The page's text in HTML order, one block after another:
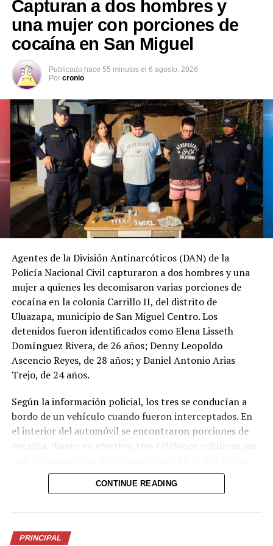
Comparte esto:
Facebook
Me gusta esto:
Relacionado
DoctorSV alcanza 1.5
millones de usuarios
1 junio, 2026
En «Nacionales»
DoctorSV lidera descargas
en iPhone y Android en El
Salvador
27 febrero, 2026
En «Principal»
En «Principal»
RELATED TOPICS:
UP NEXT
Capturan a dos hombres y
una mujer con porciones de
cocaína en San Miguel
Publicado hace 55 minutos el 6 agosto, 2026
Por cronio
Agentes de la División Antinarcóticos (DAN) de la
Policía Nacional Civil capturaron a dos hombres y una
mujer a quienes les decomisaron varias porciones de
cocaína en la colonia Carrillo II, del distrito de
Uluazapa, municipio de San Miguel Centro. Los
detenidos fueron identificados como Elena Lisseth
Domínguez Rivera, de 26 años; Denny Leopoldo
Ascencio Reyes, de 28 años; y Daniel Antonio Arias
Trejo, de 24 años.
Según la información policial, los tres se conducían a
bordo de un vehículo cuando fueron interceptados. En
el interior del automóvil se encontraron porciones de
cocaína, dinero en efectivo, tres teléfonos celulares, un
metálicas, un paquete de papel para elaborar cigarrillos
y varias bolsas plásticas transparentes.
Los capturados serán presentados ante los tribunales
correspondientes para enfrentar cargos por el delito de
CONTINUE READING
PRINCIPAL